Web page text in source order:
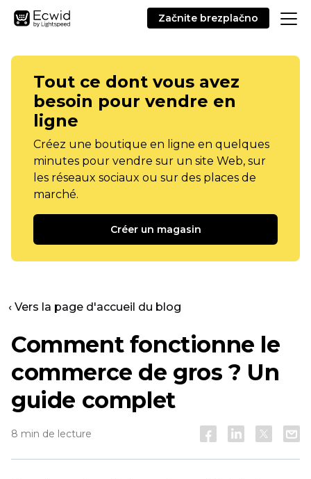
Začnite brezplačno
Tout ce dont vous avez
besoin pour vendre en
ligne
Créez une boutique en ligne en quelques
minutes pour vendre sur un site Web, sur
les réseaux sociaux ou sur des places de
marché.
Créer un magasin
‹ Vers la page d'accueil du blog
Comment fonctionne le
commerce de gros ? Un
guide complet
8 min de lecture